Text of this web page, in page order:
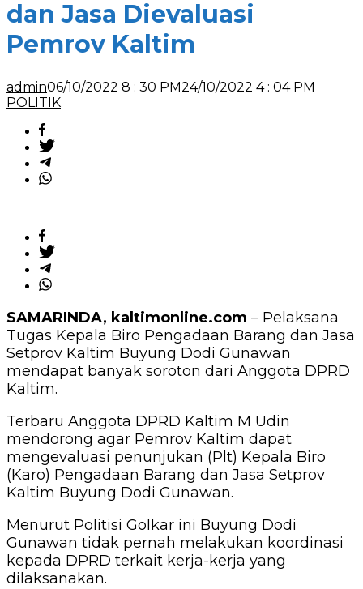
dan Jasa Dievaluasi
Pemrov Kaltim
admin06/10/2022 8 : 30 PM24/10/2022 4 : 04 PM
POLITIK
SAMARINDA, kaltimonline.com – Pelaksana
Tugas Kepala Biro Pengadaan Barang dan Jasa
Setprov Kaltim Buyung Dodi Gunawan
mendapat banyak soroton dari Anggota DPRD
Kaltim.
Terbaru Anggota DPRD Kaltim M Udin
mendorong agar Pemrov Kaltim dapat
mengevaluasi penunjukan (Plt) Kepala Biro
(Karo) Pengadaan Barang dan Jasa Setprov
Kaltim Buyung Dodi Gunawan.
Menurut Politisi Golkar ini Buyung Dodi
Gunawan tidak pernah melakukan koordinasi
kepada DPRD terkait kerja-kerja yang
dilaksanakan.